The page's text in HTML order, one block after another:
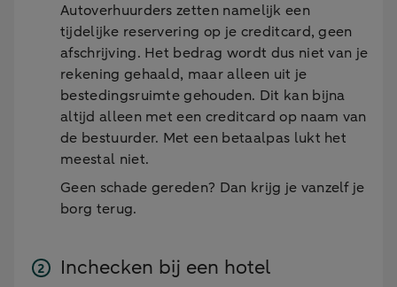
Autoverhuurders zetten namelijk een
tijdelijke reservering op je creditcard, geen
afschrijving. Het bedrag wordt dus niet van je
rekening gehaald, maar alleen uit je
bestedingsruimte gehouden. Dit kan bijna
altijd alleen met een creditcard op naam van
de bestuurder. Met een betaalpas lukt het
meestal niet.
Geen schade gereden? Dan krijg je vanzelf je
borg terug.
Inchecken bij een hotel